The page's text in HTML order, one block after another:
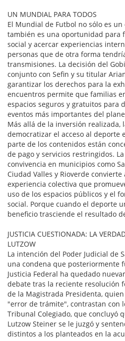
UN MUNDIAL PARA TODOS
El Mundial de Futbol no sólo es
también es una oportunidad para
social y acercar experiencias
personas que de otra forma
transmisiones. La decisión del
conjunto con Sefin y su titular
garantizar los derechos para la
encuentros permite que familias
espacios seguros y gratuitos para
eventos más importantes del
Más allá de la inversión realizada,
democratizar el acceso al deporte
parte de los contenidos están
de pago y servicios restringidos.
convivencia en municipios como
Ciudad Valles y Rioverde
experiencia colectiva que
uso de los espacios públicos y el
social. Porque cuando el deporte
beneficio trasciende el resultado
JUSTICIA CUESTIONADA: LA
LUTZOW
La intención del Poder Judicial de
una condena que posteriormente
Justicia Federal ha quedado
debate tras la reciente resolución
de la Magistrada Presidenta,
"error de trámite", contrastan con
Tribunal Colegiado, que concluyó
Lutzow Steiner se le juzgó y
distintos a los planteados en la